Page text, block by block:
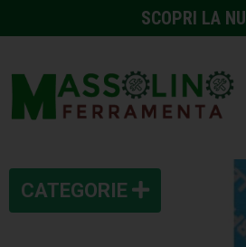
SCOPRI LA